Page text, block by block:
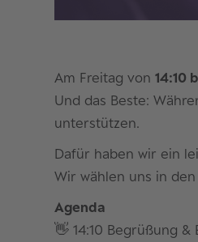
Am Freitag von14:10
Und das Beste:
unterstützen.
Dafür haben wir ein
Wir wählen uns in den
Agenda
👋 14:10 Begrüßung &